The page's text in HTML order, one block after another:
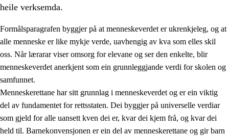
1.
1.1 Menneskeverdet
1.2 Identitet og kulturelt mangfald
heile verksemda.
Formålsparagrafen byggjer på at menneskeverdet er ukrenkjeleg, og at
alle menneske er like mykje verde, uavhengig av kva som elles skil
oss. Når lærarar viser omsorg for elevane og ser den enkelte, blir
menneskeverdet anerkjent som ein grunnleggjande verdi for skolen og
samfunnet.
Menneskerettane har sitt grunnlag i menneskeverdet og er ein viktig
del av fundamentet for rettsstaten. Dei byggjer på universelle verdiar
som gjeld for alle uansett kven dei er, kvar dei kjem frå, og kvar dei
held til. Barnekonvensjonen er ein del av menneskerettane og gir barn